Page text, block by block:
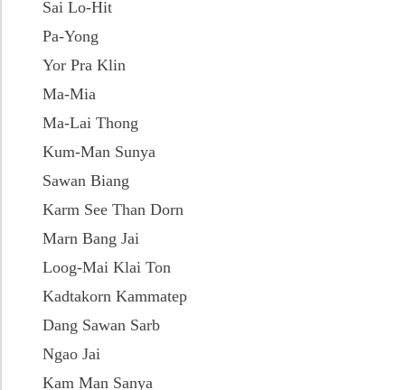
Sai Lo-Hit
Pa-Yong
Yor Pra Klin
Ma-Mia
Ma-Lai Thong
Kum-Man Sunya
Sawan Biang
Karm See Than Dorn
Marn Bang Jai
Loog-Mai Klai Ton
Kadtakorn Kammatep
Dang Sawan Sarb
Ngao Jai
Kam Man Sanya